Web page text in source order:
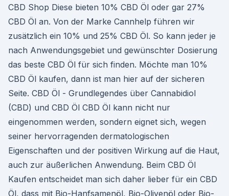
CBD Shop Diese bieten 10% CBD Öl oder gar 27%
CBD Öl an. Von der Marke Cannhelp führen wir
zusätzlich ein 10% und 25% CBD Öl. So kann jeder je
nach Anwendungsgebiet und gewünschter Dosierung
das beste CBD Öl für sich finden. Möchte man 10%
CBD Öl kaufen, dann ist man hier auf der sicheren
Seite. CBD Öl - Grundlegendes über Cannabidiol
(CBD) und CBD Öl CBD Öl kann nicht nur
eingenommen werden, sondern eignet sich, wegen
seiner hervorragenden dermatologischen
Eigenschaften und der positiven Wirkung auf die Haut,
auch zur äußerlichen Anwendung. Beim CBD Öl
Kaufen entscheidet man sich daher lieber für ein CBD
Öl, dass mit Bio-Hanfsamenöl, Bio-Olivenöl oder Bio-